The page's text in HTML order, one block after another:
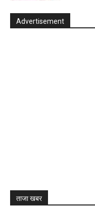
Advertisement
ताजा खबर